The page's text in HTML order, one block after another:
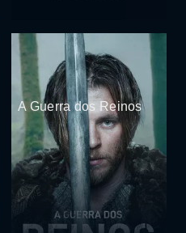
A Guerra dos Reinos